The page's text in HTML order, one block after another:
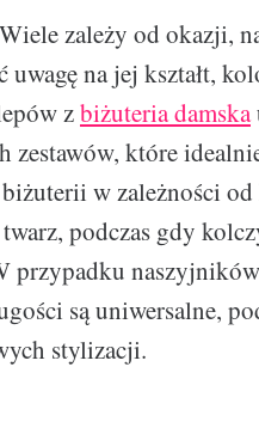
zależy od okazji,
na jej kształt,
zbiżuteria damska
które
w zależności od
podczas gdy
przypadku
są uniwersalne,
stylizacji.